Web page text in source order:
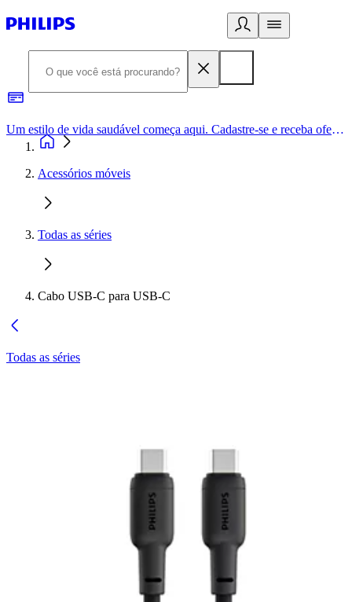
Um estilo de vida saudável começa aqui. Cadastre-se e receba ofertas exclusivas.
Acessórios móveis
Todas as séries
Cabo USB-C para USB-C
Todas as séries